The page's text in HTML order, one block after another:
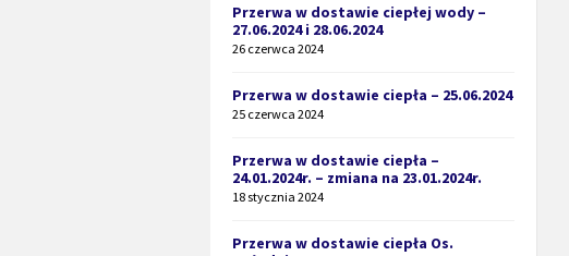
Przerwa w dostawie ciepłej wody –
27.06.2024 i 28.06.2024
26 czerwca 2024
Przerwa w dostawie ciepła – 25.06.2024
25 czerwca 2024
Przerwa w dostawie ciepła –
24.01.2024r. – zmiana na 23.01.2024r.
18 stycznia 2024
Przerwa w dostawie ciepła Os.